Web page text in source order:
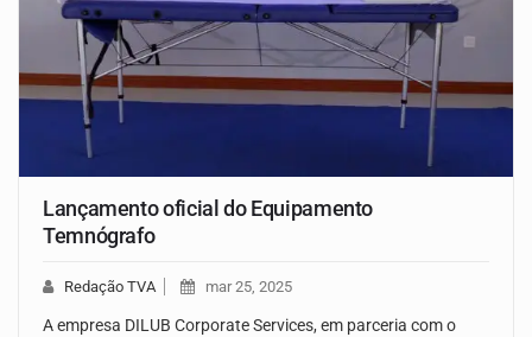
Lançamento oficial do Equipamento
Temnógrafo
Redação TVA mar 25, 2025
A empresa DILUB Corporate Services, em parceria com o